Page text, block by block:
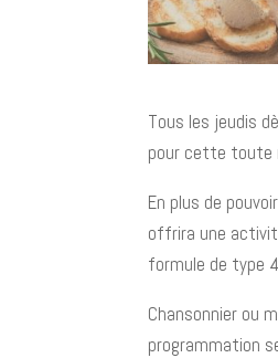
Tous les jeudis
pour cette toute
En plus de
offrira une
formule de type
Chansonnier ou
programmation